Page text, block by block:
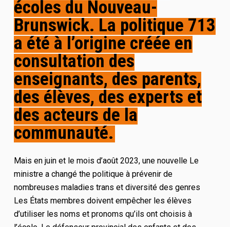
écoles du Nouveau-
Brunswick. La politique713
a étéà l’originecréée en
consultation des
enseignants, des parents,
des élèves, des experts et
des acteurs de la
communauté.
Mais en juinet le mois d’août2023,une nouvelle Le
ministre a changéthe politiqueàprévenir de
nombreuses maladies trans et diversité des genres
Les États membres doivent empêcher les élèves
d’utiliser les noms et pronoms qu’ils ont choisis à